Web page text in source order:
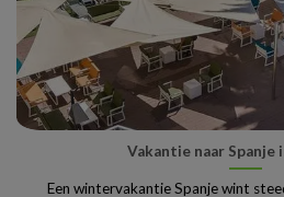
Vakantie naar Spanje
Een wintervakantie Spanje wint